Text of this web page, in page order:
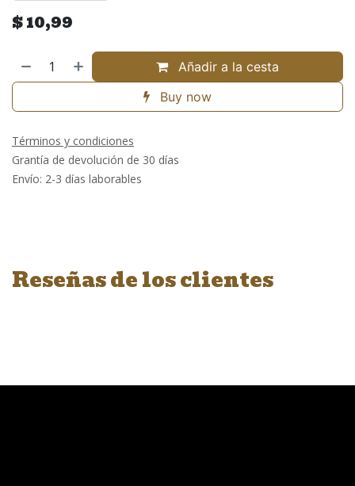
$10,99
Añadir a la cesta
Buy now
Términos y condiciones
Grantía de devolución de 30 días
Envío: 2-3 días laborables
Reseñas de los clientes